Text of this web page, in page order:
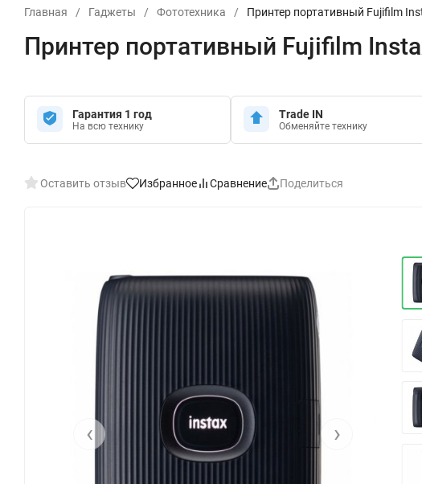
Главная / Гаджеты / Фототехника / Принтер портативный Fujifilm
Принтер портативный Fujifilm
Гарантия 1 год
На всю технику
Trade IN
Обменяйте технику
Оставить отзыв Избранное Сравнение Поделиться
‹ ›